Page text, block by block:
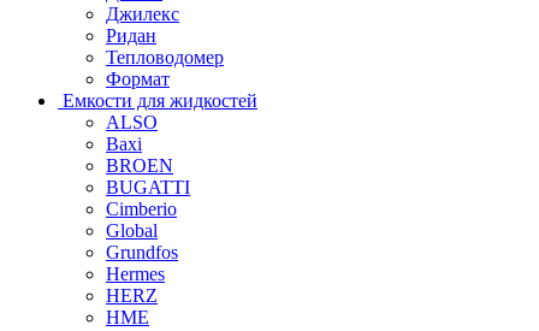
Джилекс
Ридан
Тепловодомер
Формат
Емкости для жидкостей
ALSO
Baxi
BROEN
BUGATTI
Cimberio
Global
Grundfos
Hermes
HERZ
HME